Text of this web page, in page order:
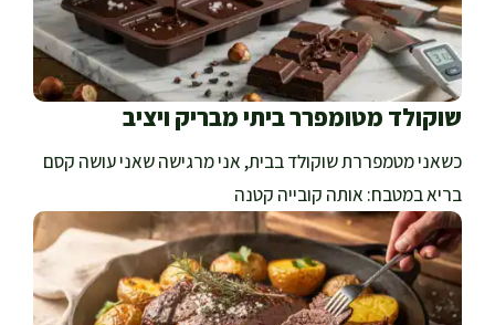
שוקולד מטומפרר ביתי מבריק ויציב
כשאני מטמפררת שוקולד בבית, אני מרגישה שאני עושה קסם
בריא במטבח: אותה קובייה קטנה